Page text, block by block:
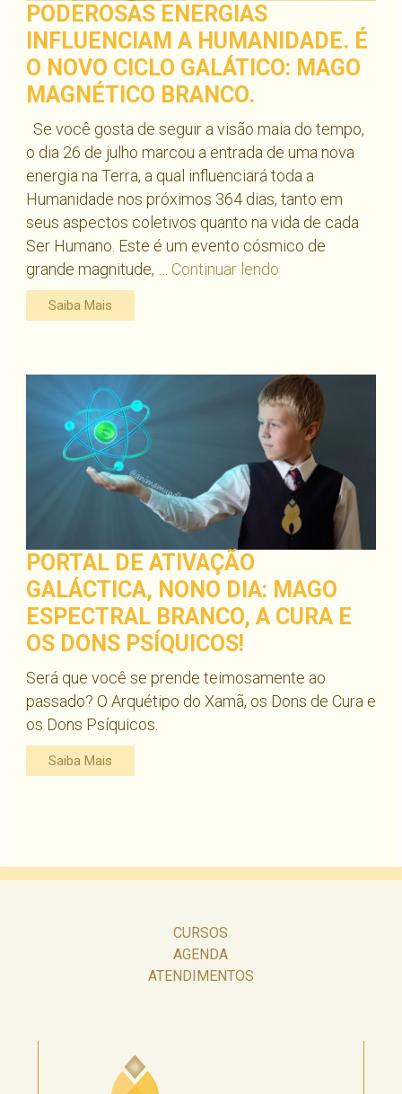
PODEROSAS ENERGIAS
INFLUENCIAM A HUMANIDADE. É
O NOVO CICLO GALÁTICO: MAGO
MAGNÉTICO BRANCO.
Se você gosta de seguir a visão maia do tempo,
o dia 26 de julho marcou a entrada de uma nova
energia na Terra, a qual influenciará toda a
Humanidade nos próximos 364 dias, tanto em
seus aspectos coletivos quanto na vida de cada
Ser Humano. Este é um evento cósmico de
grande magnitude, … Continuar lendoPoderosas
É
o
Novo
Ciclo
Galático:
Mago
Magnético
Branco.
Saiba Mais
PORTAL DE ATIVAÇÃO
GALÁCTICA, NONO DIA: MAGO
ESPECTRAL BRANCO, A CURA E
OS DONS PSÍQUICOS!
Será que você se prende teimosamente ao
passado? O Arquétipo do Xamã, os Dons de Cura e
os Dons Psíquicos.
Saiba Mais
CURSOS
AGENDA
ATENDIMENTOS